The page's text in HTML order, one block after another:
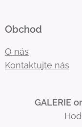
Obchod
O nás
Kontaktujte nás
GALERIE